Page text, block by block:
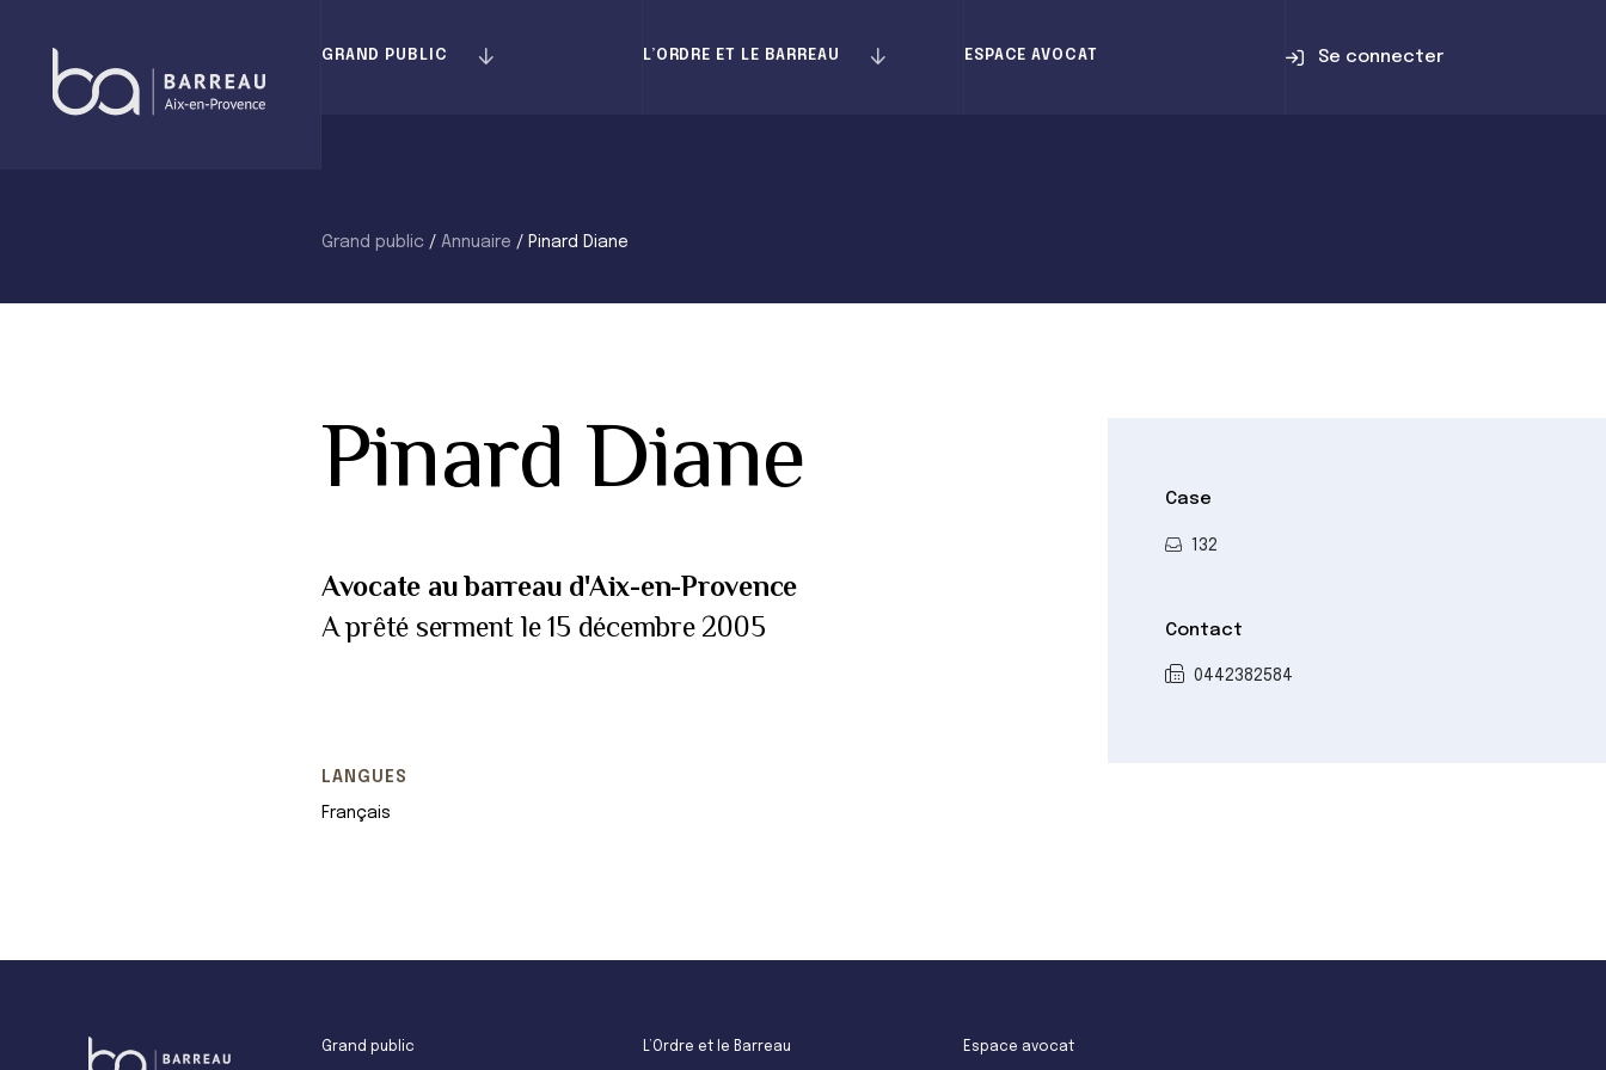
content
GRAND PUBLIC L’ORDRE ET LE BARREAU ESPACE AVOCAT Se connecter
Grand public/ Annuaire / Pinard Diane
Pinard Diane
Avocate au barreau d'Aix-en-Provence
A prêté serment le 15 décembre 2005
LANGUES
Français
Case
132
Contact
0442382584
Grand public L’Ordre et le Barreau Espace avocat